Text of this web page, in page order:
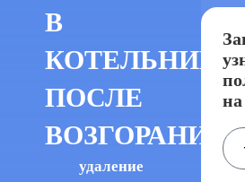
В
ПОСЛЕ
ВОЗГОРАНИЯ
удаление